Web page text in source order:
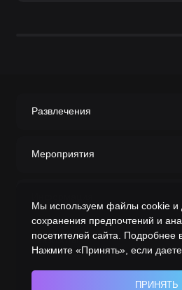
Мы используем файлы cookie и
сохранения предпочтений и
посетителей сайта. Подробнее
Нажмите «Принять», если даете
ПРИНЯТЬ
Развлечения
Мероприятия
Реквизиты